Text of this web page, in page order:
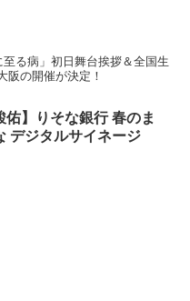
る病」初日舞台挨拶＆全国生
阪の開催が決定！
佑】りそな銀行 春のま
デジタルサイネージ